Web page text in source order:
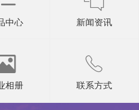
中心 新闻资讯
相册 联系方式